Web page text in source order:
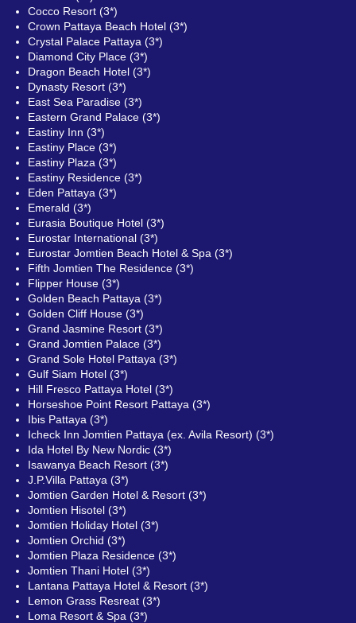
Cocco Resort (3*)
Crown Pattaya Beach Hotel (3*)
Crystal Palace Pattaya (3*)
Diamond City Place (3*)
Dragon Beach Hotel (3*)
Dynasty Resort (3*)
East Sea Paradise (3*)
Eastern Grand Palace (3*)
Eastiny Inn (3*)
Eastiny Place (3*)
Eastiny Plaza (3*)
Eastiny Residence (3*)
Eden Pattaya (3*)
Emerald (3*)
Eurasia Boutique Hotel (3*)
Eurostar International (3*)
Eurostar Jomtien Beach Hotel & Spa (3*)
Fifth Jomtien The Residence (3*)
Flipper House (3*)
Golden Beach Pattaya (3*)
Golden Cliff House (3*)
Grand Jasmine Resort (3*)
Grand Jomtien Palace (3*)
Grand Sole Hotel Pattaya (3*)
Gulf Siam Hotel (3*)
Hill Fresco Pattaya Hotel (3*)
Horseshoe Point Resort Pattaya (3*)
Ibis Pattaya (3*)
Icheck Inn Jomtien Pattaya (ex. Avila Resort) (3*)
Ida Hotel By New Nordic (3*)
Isawanya Beach Resort (3*)
J.P.Villa Pattaya (3*)
Jomtien Garden Hotel & Resort (3*)
Jomtien Hisotel (3*)
Jomtien Holiday Hotel (3*)
Jomtien Orchid (3*)
Jomtien Plaza Residence (3*)
Jomtien Thani Hotel (3*)
Lantana Pattaya Hotel & Resort (3*)
Lemon Grass Resreat (3*)
Loma Resort & Spa (3*)